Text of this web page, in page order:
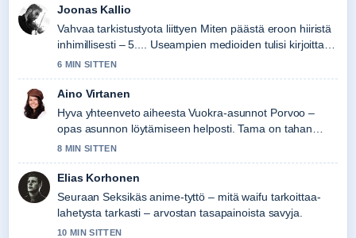
Joonas Kallio
Vahvaa tarkistustyota liittyen Miten päästä eroon hiiristä
inhimillisesti – 5.... Useampien medioiden tulisi kirjoittaa
nain.
6 MIN SITTEN
Aino Virtanen
Hyva yhteenveto aiheesta Vuokra-asunnot Porvoo –
opas asunnon löytämiseen helposti. Tama on tahan
mennessa selkein kooste tanaan.
8 MIN SITTEN
Elias Korhonen
Seuraan Seksikäs anime-tyttö – mitä waifu tarkoittaa-
lahetysta tarkasti – arvostan tasapainoista savyja.
10 MIN SITTEN